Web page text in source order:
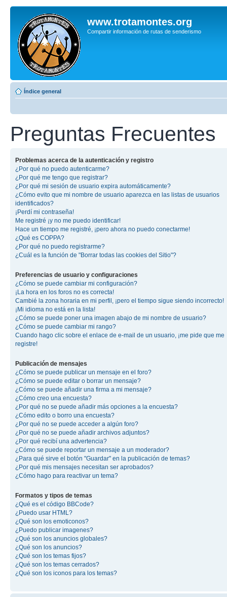
www.trotamontes.org
Compartir información de rutas de senderismo
Índice general
Preguntas Frecuentes
Problemas acerca de la autenticación y registro
¿Por qué no puedo autenticarme?
¿Por qué me tengo que registrar?
¿Por qué mi sesión de usuario expira automáticamente?
¿Cómo evito que mi nombre de usuario aparezca en las listas de usuarios
identificados?
¡Perdí mi contraseña!
Me registré ¡y no me puedo identificar!
Hace un tiempo me registré, ¡pero ahora no puedo conectarme!
¿Qué es COPPA?
¿Por qué no puedo registrarme?
¿Cuál es la función de "Borrar todas las cookies del Sitio"?
Preferencias de usuario y configuraciones
¿Cómo se puede cambiar mi configuración?
¡La hora en los foros no es correcta!
Cambié la zona horaria en mi perfil, ¡pero el tiempo sigue siendo incorrecto!
¡Mi idioma no está en la lista!
¿Cómo se puede poner una imagen abajo de mi nombre de usuario?
¿Cómo se puede cambiar mi rango?
Cuando hago clic sobre el enlace de e-mail de un usuario, ¡me pide que me
registre!
Publicación de mensajes
¿Cómo se puede publicar un mensaje en el foro?
¿Cómo se puede editar o borrar un mensaje?
¿Cómo se puede añadir una firma a mi mensaje?
¿Cómo creo una encuesta?
¿Por qué no se puede añadir más opciones a la encuesta?
¿Cómo edito o borro una encuesta?
¿Por qué no se puede acceder a algún foro?
¿Por qué no se puede añadir archivos adjuntos?
¿Por qué recibí una advertencia?
¿Cómo se puede reportar un mensaje a un moderador?
¿Para qué sirve el botón "Guardar" en la publicación de temas?
¿Por qué mis mensajes necesitan ser aprobados?
¿Cómo hago para reactivar un tema?
Formatos y tipos de temas
¿Qué es el código BBCode?
¿Puedo usar HTML?
¿Qué son los emoticonos?
¿Puedo publicar imagenes?
¿Qué son los anuncios globales?
¿Qué son los anuncios?
¿Qué son los temas fijos?
¿Qué son los temas cerrados?
¿Qué son los iconos para los temas?